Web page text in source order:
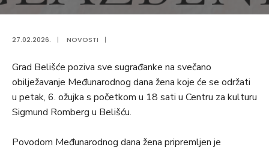
27.02.2026. | NOVOSTI |
Grad Belišće poziva sve sugrađanke na svečano
obilježavanje Međunarodnog dana žena koje će se održati
u petak, 6. ožujka s početkom u 18 sati u Centru za kulturu
Sigmund Romberg u Belišću.
Povodom Međunarodnog dana žena pripremljen je